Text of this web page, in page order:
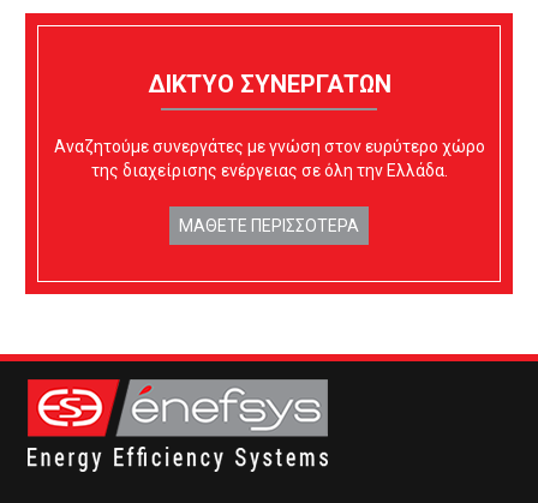
ΔΙΚΤΥΟ ΣΥΝΕΡΓΑΤΩΝ
Αναζητούμε συνεργάτες με γνώση στον ευρύτερο χώρο
της διαχείρισης ενέργειας σε όλη την Ελλάδα.
ΜΑΘΕΤΕ ΠΕΡΙΣΣΟΤΕΡΑ